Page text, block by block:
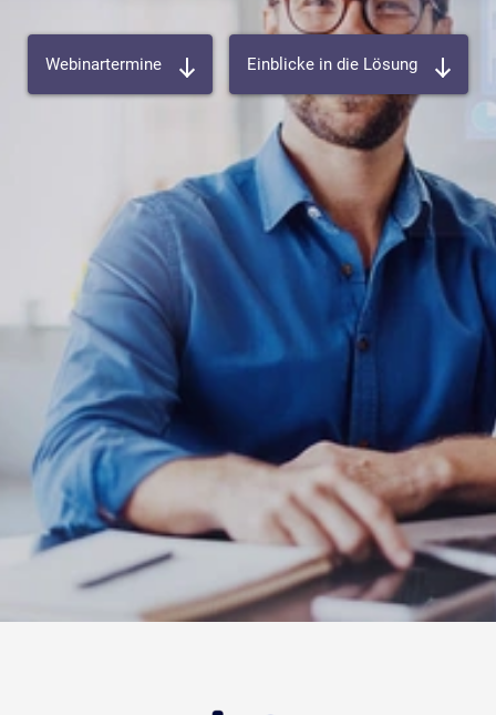
Webinartermine Einblicke in die Lösung